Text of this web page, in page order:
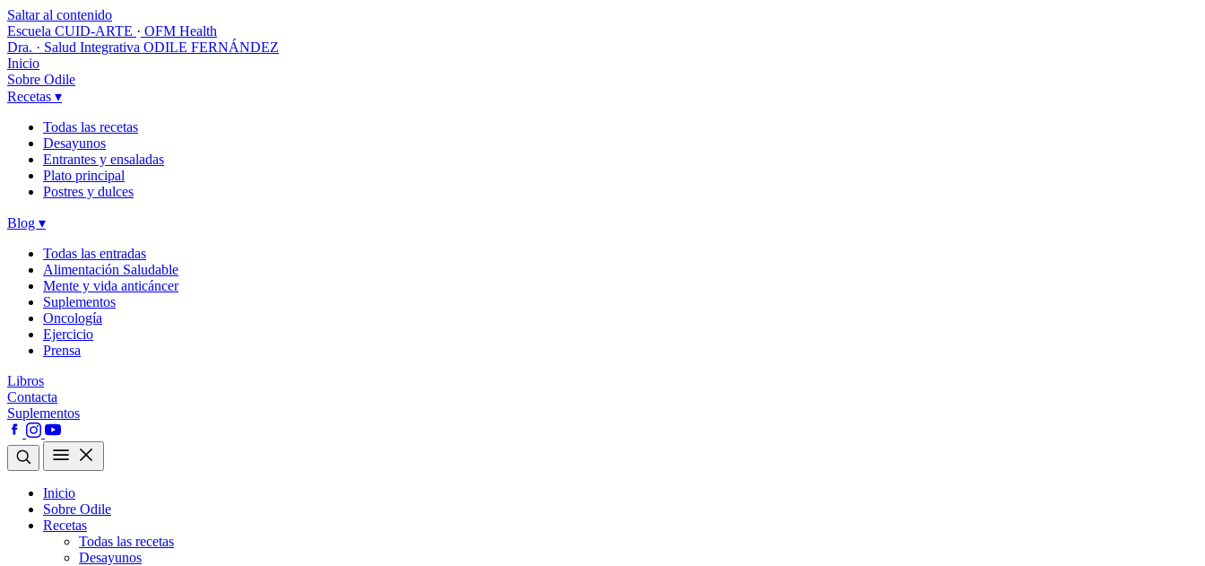
Saltar al contenido
Escuela CUID-ARTE · OFM Health
Dra. · Salud Integrativa ODILE FERNÁNDEZ
Inicio
Sobre Odile
Recetas ▾
Todas las recetas
Desayunos
Entrantes y ensaladas
Plato principal
Postres y dulces
Blog ▾
Todas las entradas
Alimentación Saludable
Mente y vida anticáncer
Suplementos
Oncología
Ejercicio
Prensa
Libros
Contacta
Suplementos
Inicio
Sobre Odile
Recetas
Todas las recetas
Desayunos